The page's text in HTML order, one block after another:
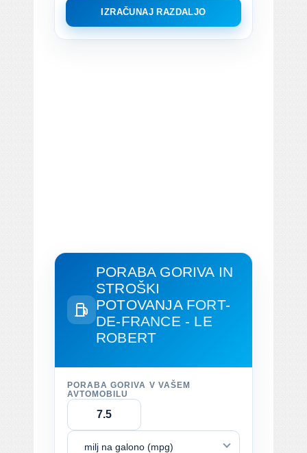
IZRAČUNAJ RAZDALJO
PORABA GORIVA IN
STROŠKI
POTOVANJA FORT-
DE-FRANCE - LE
ROBERT
PORABA GORIVA V VAŠEM
AVTOMOBILU
milj na galono (mpg)